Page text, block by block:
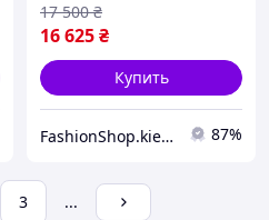
16 625₴
17 500 ₴
Купить
FashionShop.kiev.ua - Материалы для красоты 87%
3 ...